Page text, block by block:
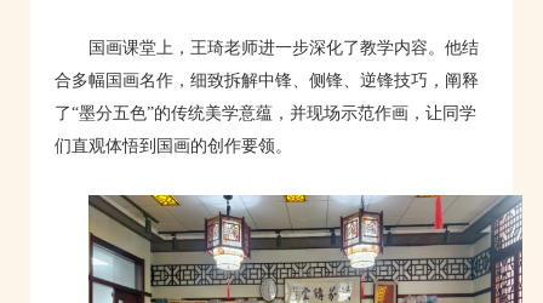
国画课堂上，王琦老师进一步深化了教学内容。他结
合多幅国画名作，细致拆解中锋、侧锋、逆锋技巧，阐释
了“墨分五色”的传统美学意蕴，并现场示范作画，让同学
们直观体悟到国画的创作要领。